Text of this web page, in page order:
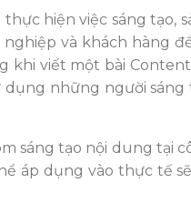
hiện việc sáng
và khách hàng
khi viết một bài
những người
sáng tạo nội dung tại
áp dụng vào thực tế